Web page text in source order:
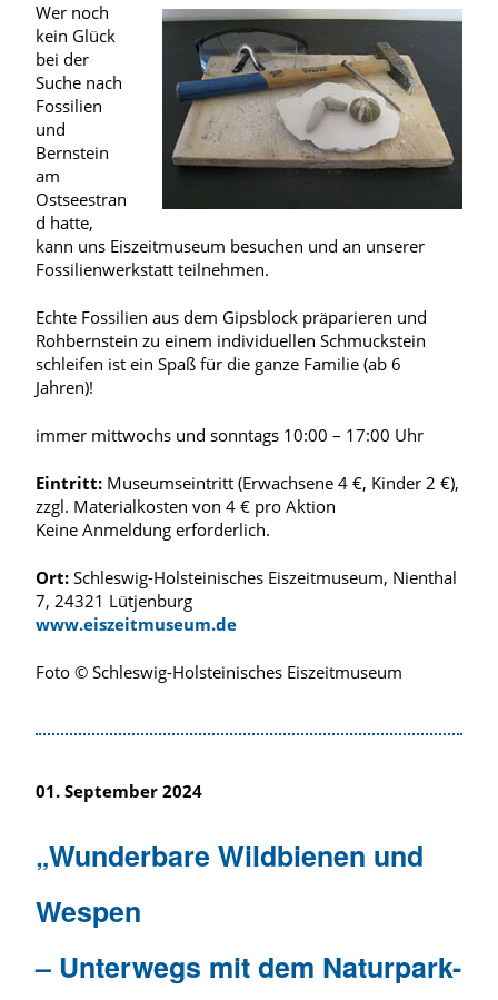
Wer noch
kein Glück
bei der
Suche nach
Fossilien
und
Bernstein
am
Ostseestran
d hatte,
kann uns Eiszeitmuseum besuchen und an unserer
Fossilienwerkstatt teilnehmen.
Echte Fossilien aus dem Gipsblock präparieren und
Rohbernstein zu einem individuellen Schmuckstein
schleifen ist ein Spaß für die ganze Familie (ab 6
Jahren)!
immer mittwochs und sonntags 10:00 – 17:00 Uhr
Eintritt: Museumseintritt (Erwachsene 4 €, Kinder 2 €),
zzgl. Materialkosten von 4 € pro Aktion
Keine Anmeldung erforderlich.
Ort: Schleswig-Holsteinisches Eiszeitmuseum, Nienthal
7, 24321 Lütjenburg
www.eiszeitmuseum.de
Foto © Schleswig-Holsteinisches Eiszeitmuseum
01. September 2024
„Wunderbare Wildbienen und
Wespen
– Unterwegs mit dem Naturpark-